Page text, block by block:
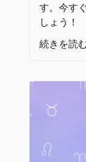
す。今す
しょう！
続きを読